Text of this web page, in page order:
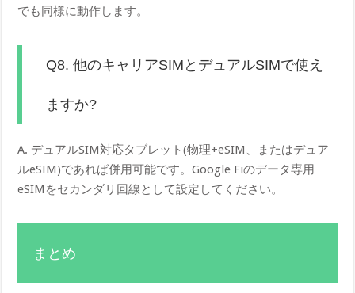
でも同様に動作します。
Q8. 他のキャリアSIMとデュアルSIMで使え
ますか?
A. デュアルSIM対応タブレット(物理+eSIM、またはデュア
ルeSIM)であれば併用可能です。Google Fiのデータ専用
eSIMをセカンダリ回線として設定してください。
まとめ